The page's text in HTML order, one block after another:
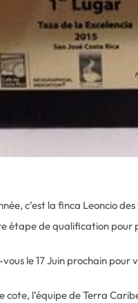
c’est la finca Leoncio
étape de qualification pour
vous le 17 Juin prochain
cote, l’équipe de Terra